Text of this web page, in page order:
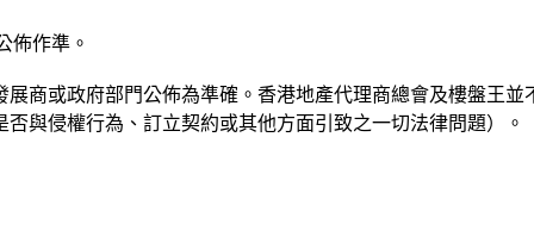
佈作準。
商或政府部門公佈為準確。香港地產代理商總會及樓盤王
與侵權行為、訂立契約或其他方面引致之一切法律問題）。